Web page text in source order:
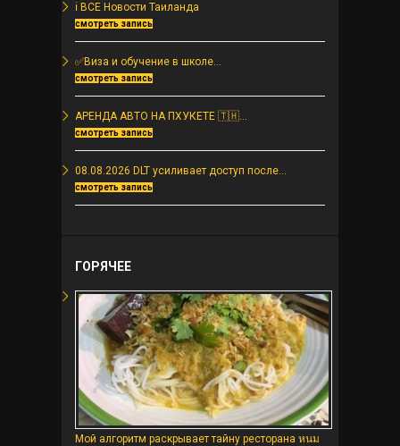
ℹ️ ВСЕ Новости Таиланда
смотреть запись
✅Виза и обучение в школе...
смотреть запись
АРЕНДА АВТО НА ПХУКЕТЕ 🇹🇭...
смотреть запись
08.08.2026 DLT усиливает доступ после...
смотреть запись
ГОРЯЧЕЕ
Мой алгоритм раскрывает тайну ресторана หนม